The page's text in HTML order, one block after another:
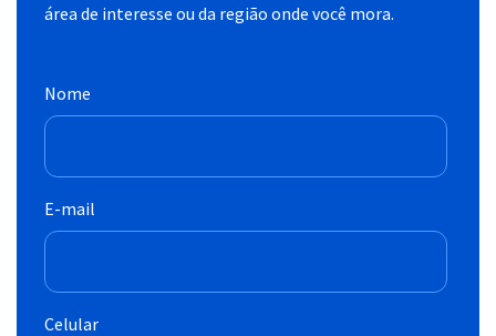
área de interesse ou da região onde você mora.
Nome
E-mail
Celular